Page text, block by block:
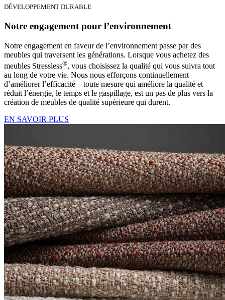
DÉVELOPPEMENT DURABLE
Notre engagement pour l’environnement
Notre engagement en faveur de l’environnement passe par des
meubles qui traversent les générations. Lorsque vous achetez des
meubles Stressless®, vous choisissez la qualité qui vous suivra tout
au long de votre vie. Nous nous efforçons continuellement
d’améliorer l’efficacité – toute mesure qui améliore la qualité et
réduit l’énergie, le temps et le gaspillage, est un pas de plus vers la
création de meubles de qualité supérieure qui durent.
EN SAVOIR PLUS